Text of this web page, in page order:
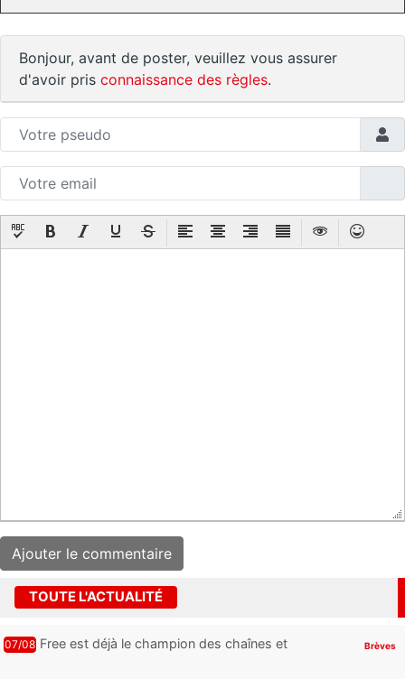
Bonjour, avant de poster, veuillez vous assurer
d'avoir pris connaissance des règles.
TOUTE L'ACTUALITÉ
07/08 Free est déjà le champion des chaînes et
Brèves